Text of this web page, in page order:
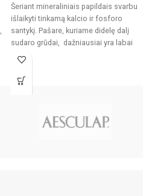
Šeriant mineraliniais papildais svarbu
išlaikyti tinkamą kalcio ir fosforo
santykį. Pašare, kuriame didelę dalį
sudaro grūdai, dažniausiai yra labai
daug